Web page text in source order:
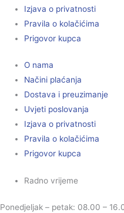
Izjava o privatnosti
Pravila o kolačićima
Prigovor kupca
O nama
Načini plaćanja
Dostava i preuzimanje
Uvjeti poslovanja
Izjava o privatnosti
Pravila o kolačićima
Prigovor kupca
Radno vrijeme
Ponedjeljak – petak: 08.00 –